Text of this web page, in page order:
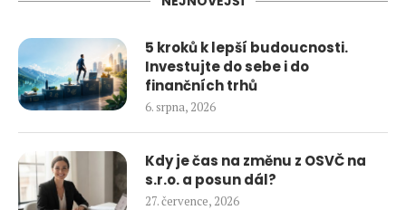
5 kroků k lepší budoucnosti.
Investujte do sebe i do
finančních trhů
6. srpna, 2026
Kdy je čas na změnu z OSVČ na
s.r.o. a posun dál?
27. července, 2026